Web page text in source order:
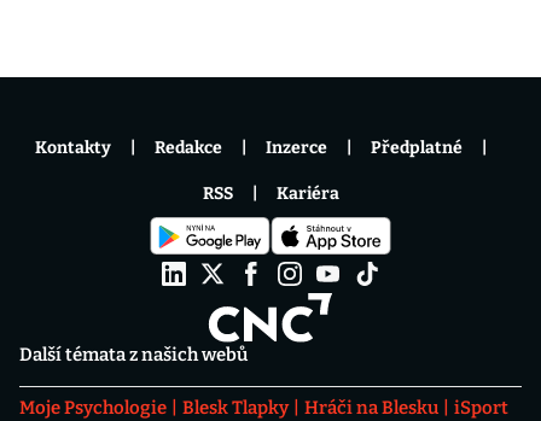
Další témata z našich webů
Moje Psychologie Blesk Tlapky Hráči na Blesku
iSport
Kontakty Redakce Inzerce Předplatné
RSS Kariéra